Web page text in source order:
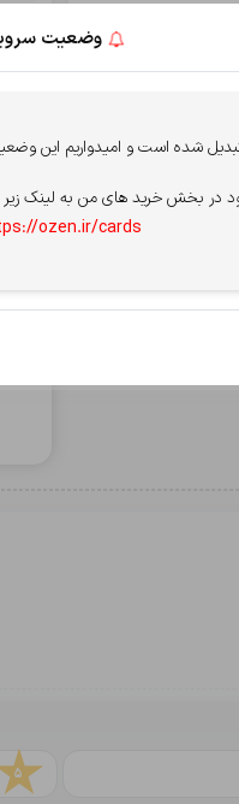
ثبت
5
وضعیت
شده است و امیدواریم این
بخش خرید های من به لینک زیر
ozen.ir/cards